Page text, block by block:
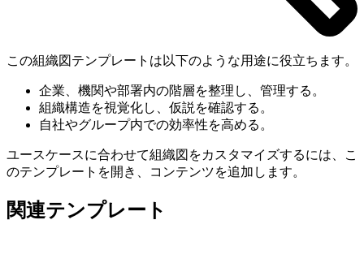
この組織図テンプレートは以下のような用途に役立ちます。
企業、機関や部署内の階層を整理し、管理する。
組織構造を視覚化し、仮説を確認する。
自社やグループ内での効率性を高める。
ユースケースに合わせて組織図をカスタマイズするには、こ
のテンプレートを開き、コンテンツを追加します。
関連テンプレート